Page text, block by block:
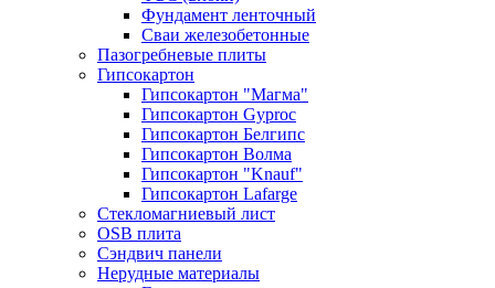
Фундамент ленточный
Сваи железобетонные
Пазогребневые плиты
Гипсокартон
Гипсокартон "Магма"
Гипсокартон Gyproc
Гипсокартон Белгипс
Гипсокартон Волма
Гипсокартон "Knauf"
Гипсокартон Lafarge
Стекломагниевый лист
OSB плита
Сэндвич панели
Нерудные материалы